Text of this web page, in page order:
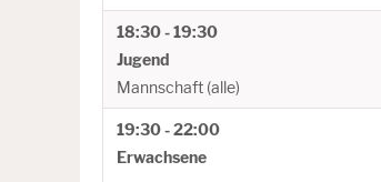
18:30 - 19:30
Jugend
Mannschaft (alle)
19:30 - 22:00
Erwachsene